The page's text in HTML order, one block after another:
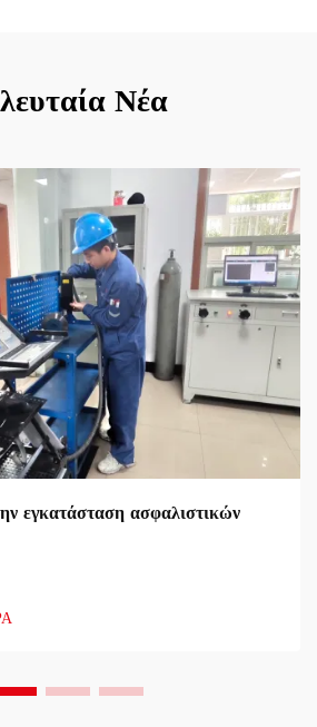
Νέα
εγκατάσταση ασφαλιστικών